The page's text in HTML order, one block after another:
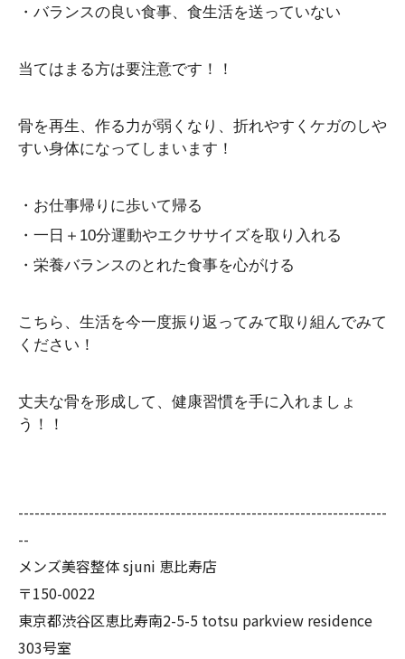
・バランスの良い食事、食生活を送っていない
当てはまる方は要注意です！！
骨を再生、作る力が弱くなり、折れやすくケガのしや
すい身体になってしまいます！
・お仕事帰りに歩いて帰る
・一日＋10分運動やエクササイズを取り入れる
・栄養バランスのとれた食事を心がける
こちら、生活を今一度振り返ってみて取り組んでみて
ください！
丈夫な骨を形成して、健康習慣を手に入れましょ
う！！
--------------------------------------------------------------------
--
メンズ美容整体 sjuni 恵比寿店
〒150-0022
東京都渋谷区恵比寿南2-5-5 totsu parkview residence
303号室